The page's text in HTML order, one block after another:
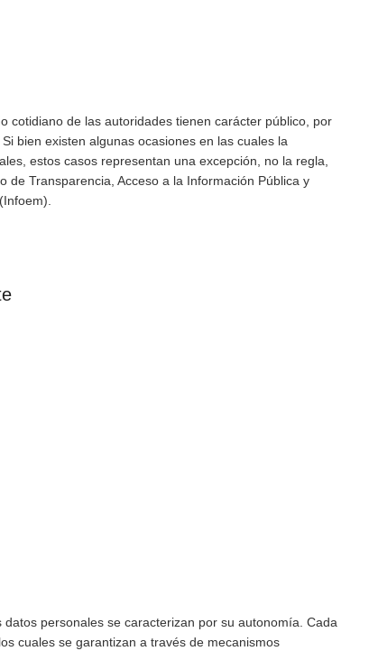
cotidiano de las autoridades tienen carácter público, por
bien existen algunas ocasiones en las cuales la
estos casos representan una excepción, no la regla,
Transparencia, Acceso a la Información Pública y
personales se caracterizan por su autonomía. Cada
cuales se garantizan a través de mecanismos